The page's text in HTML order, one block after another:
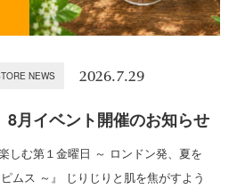
NEWS 2026.7.29
8月イベント開催のお知らせ
しむ第１金曜日 ～ ロンドン発、夏を
ムス ～』 じりじりと肌を焦がすよう